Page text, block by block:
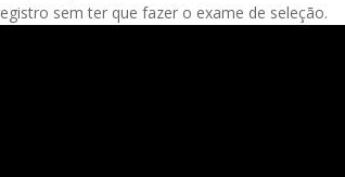
sem ter que fazer o exame de seleção.